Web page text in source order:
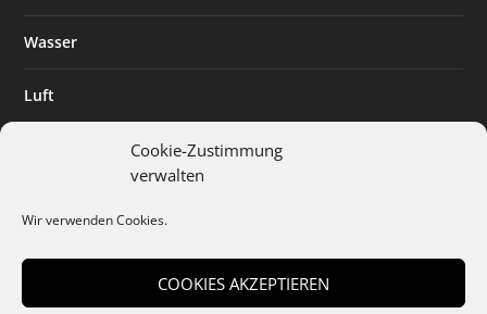
Cookie-Zustimmung
verwalten
Wir verwenden Cookies.
COOKIES AKZEPTIEREN
Wasser
Luft
Digitalisierung